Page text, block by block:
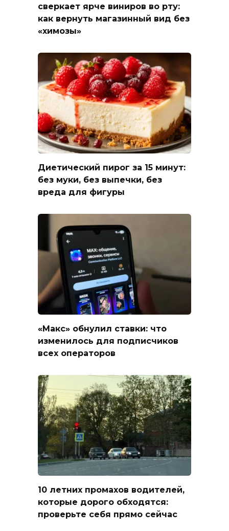
сверкает ярче виниров во рту:
как вернуть магазинный вид без
«химозы»
Диетический пирог за 15 минут:
без муки, без выпечки, без
вреда для фигуры
«Макс» обнулил ставки: что
изменилось для подписчиков
всех операторов
10 летних промахов водителей,
которые дорого обходятся:
проверьте себя прямо сейчас